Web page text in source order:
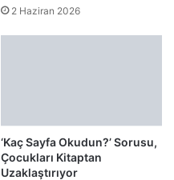
2 Haziran 2026
‘Kaç Sayfa Okudun?’ Sorusu,
Çocukları Kitaptan
Uzaklaştırıyor